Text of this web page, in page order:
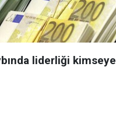
liderliği kimseye